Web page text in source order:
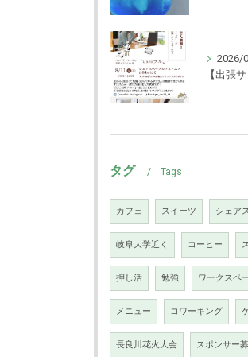
2026/
タグ Tags
カフェ スイーツ シェア
岐阜大学近く コーヒー
押し活 勉強 ワークスペ
メニュー コワーキング
長良川花火大会 スポンサー